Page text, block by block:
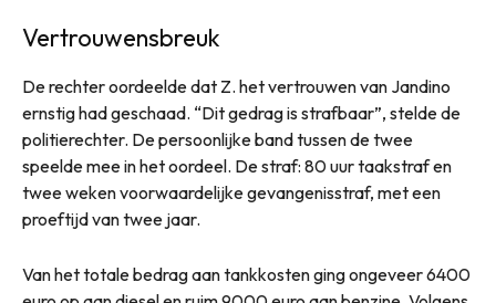
Vertrouwensbreuk
De rechter oordeelde dat Z. het vertrouwen van Jandino
ernstig had geschaad. “Dit gedrag is strafbaar”, stelde de
politierechter. De persoonlijke band tussen de twee
speelde mee in het oordeel. De straf: 80 uur taakstraf en
twee weken voorwaardelijke gevangenisstraf, met een
proeftijd van twee jaar.
Van het totale bedrag aan tankkosten ging ongeveer 6400